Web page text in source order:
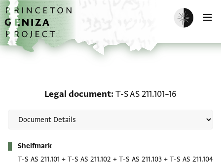
Skip to main content
home
Enable dark
Legal document T-S AS 211.101–16
Shelfmark
T-S AS 211.101 + T-S AS 211.102 + T-S AS 211.103 + T-S AS 211.104